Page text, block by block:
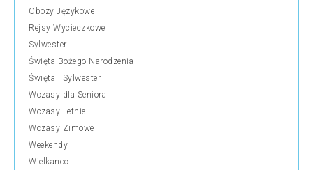
Obozy Językowe
Rejsy Wycieczkowe
Sylwester
Święta Bożego Narodzenia
Święta i Sylwester
Wczasy dla Seniora
Wczasy Letnie
Wczasy Zimowe
Weekendy
Wielkanoc